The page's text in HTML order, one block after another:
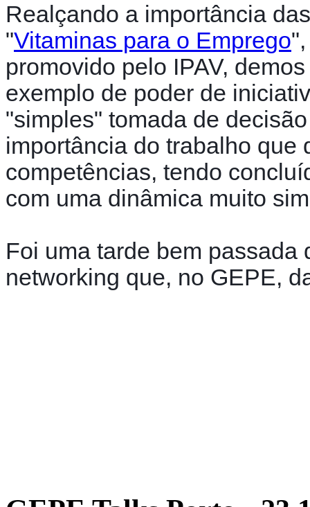
Realçando a importância
"Vitaminas para o Emprego
promovido pelo IPAV,
exemplo de poder de
"simples" tomada de
importância do trabalho que
competências, tendo
com uma dinâmica muito
Foi uma tarde bem passada
networking que, no GEPE,